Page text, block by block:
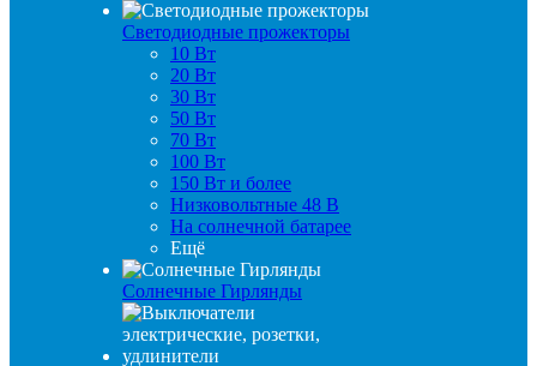
Светодиодные прожекторы
10 Вт
20 Вт
30 Вт
50 Вт
70 Вт
100 Вт
150 Вт и более
Низковольтные 48 В
На солнечной батарее
Ещё
Солнечные Гирлянды